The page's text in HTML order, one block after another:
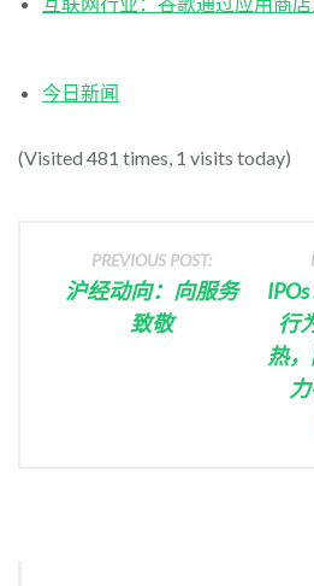
今日新闻
(Visited 481 times, 1 visits today)
PREVIOUS POST:
沪经动向：向服务
致敬
行
热